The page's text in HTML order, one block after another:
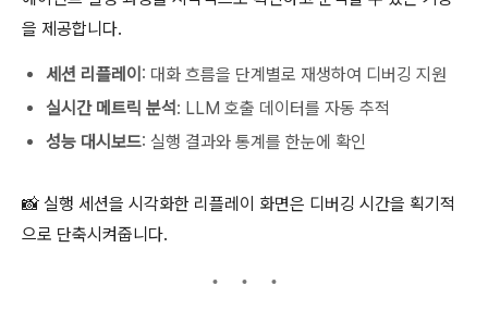
을 제공합니다.
세션 리플레이 : 대화 흐름을 단계별로 재생하여 디버깅 지원
실시간 메트릭 분석 : LLM 호출 데이터를 자동 추적
성능 대시보드: 실행 결과와 통계를 한눈에 확인
📸 실행 세션을 시각화한 리플레이 화면은 디버깅 시간을 획기적
으로 단축시켜줍니다.